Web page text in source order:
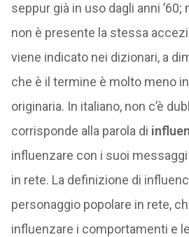
seppur già in uso dagli anni
non è presente la stessa
viene indicato nei dizionari, a
che è il termine è molto meno
originaria. In italiano, non c’è
corrisponde alla parola di
influenzare con i suoi messaggi
in rete. La definizione di
personaggio popolare in rete,
influenzare i comportamenti e